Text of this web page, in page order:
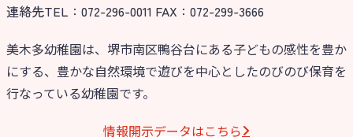
連絡先TEL：072-296-0011 FAX：072-299-3666
美木多幼稚園は、堺市南区鴨谷台にある子どもの感性を豊か
にする、豊かな自然環境で遊びを中心としたのびのび保育を
行なっている幼稚園です。
情報開⽰データはこちら